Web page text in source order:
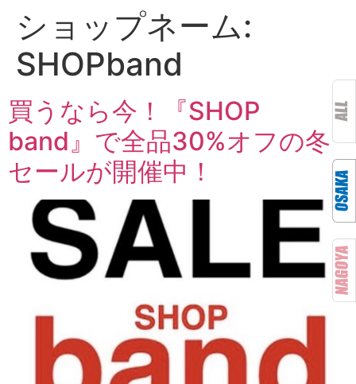
ショップネーム:
SHOPband
買うなら今！『SHOP
band』で全品30%オフの冬
セールが開催中！